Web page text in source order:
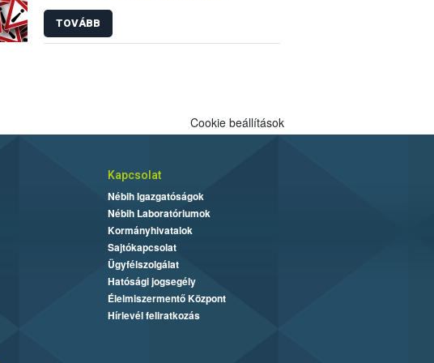
korlátozása
TOVÁBB
Cookie beállítások
Kapcsolat
Nébih Igazgatóságok
Nébih Laboratóriumok
Kormányhivatalok
Sajtókapcsolat
Ügyfélszolgálat
Hatósági jogsegély
Élelmiszermentő Központ
Hírlevél feliratkozás